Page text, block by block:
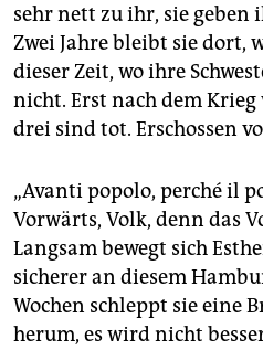
sehr nett zu ihr, sie geben
Zwei Jahre bleibt sie dort,
dieser Zeit, wo ihre
nicht. Erst nach dem
drei sind tot. Erschossen
„Avanti popolo, perché il
Vorwärts, Volk, denn das
Langsam bewegt sich
sicherer an diesem
Wochen schleppt sie eine
herum, es wird nicht